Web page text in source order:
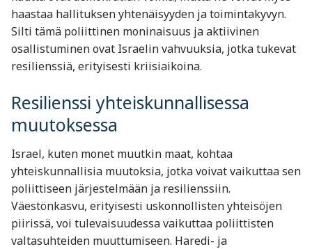
haastaa hallituksen yhtenäisyyden ja toimintakyvyn.
Silti tämä poliittinen moninaisuus ja aktiivinen
osallistuminen ovat Israelin vahvuuksia, jotka tukevat
resilienssiä, erityisesti kriisiaikoina.
Resilienssi yhteiskunnallisessa
muutoksessa
Israel, kuten monet muutkin maat, kohtaa
yhteiskunnallisia muutoksia, jotka voivat vaikuttaa sen
poliittiseen järjestelmään ja resilienssiin.
Väestönkasvu, erityisesti uskonnollisten yhteisöjen
piirissä, voi tulevaisuudessa vaikuttaa poliittisten
valtasuhteiden muuttumiseen. Haredi- ja